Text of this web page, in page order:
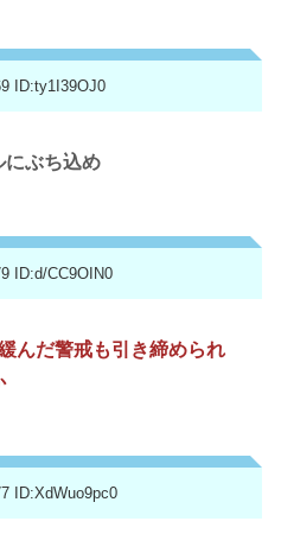
ID:ty1I39OJ0
にぶち込め
ID:d/CC9OIN0
んだ警戒も引き締められ
ID:XdWuo9pc0